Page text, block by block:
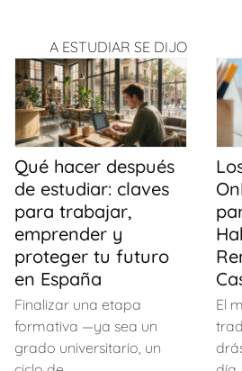
b
o
o
k
A
p
p
ar
tir
A ESTUDIAR SE DIJO
Qué hacer después
de estudiar: claves
para trabajar,
emprender y
proteger tu futuro
en España
Finalizar una etapa
formativa —ya sea un
grado universitario, un
El